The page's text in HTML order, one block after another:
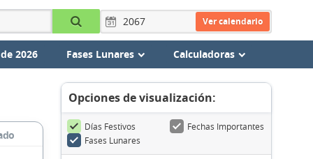
Ver calendario
2026 Fases Lunares Calculadoras
Opciones de visualización:
Días Festivos
Fechas Importantes
Fases Lunares